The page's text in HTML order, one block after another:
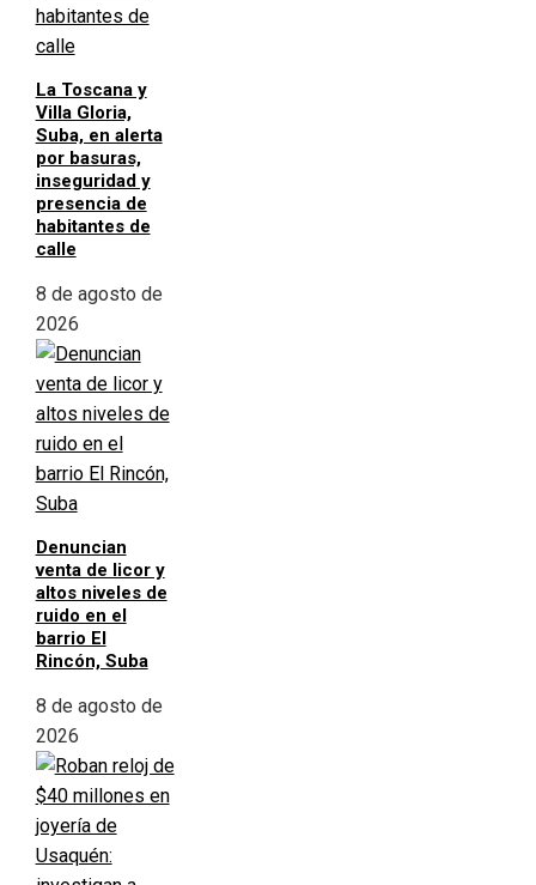
La Toscana y
Villa Gloria,
Suba, en alerta
por basuras,
inseguridad y
presencia de
habitantes de
calle
8 de agosto de
2026
Denuncian
venta de licor y
altos niveles de
ruido en el
barrio El
Rincón, Suba
8 de agosto de
2026